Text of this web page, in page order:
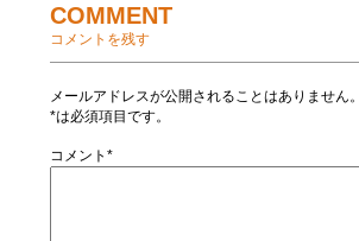
COMMENT
コメントを残す
メールアドレスが公開されることはありません
*は必須項目です。
コメント*